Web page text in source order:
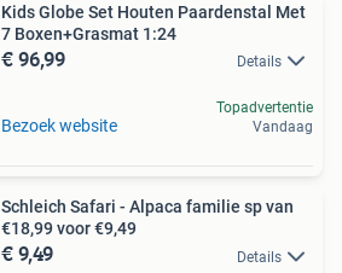
Kids Globe Set Houten Paardenstal Met
7 Boxen+Grasmat 1:24
€ 96,99 Details
Bezoek website
Topadvertentie
Vandaag
Schleich Safari - Alpaca familie sp van
€18,99 voor €9,49
€ 9,49 Details